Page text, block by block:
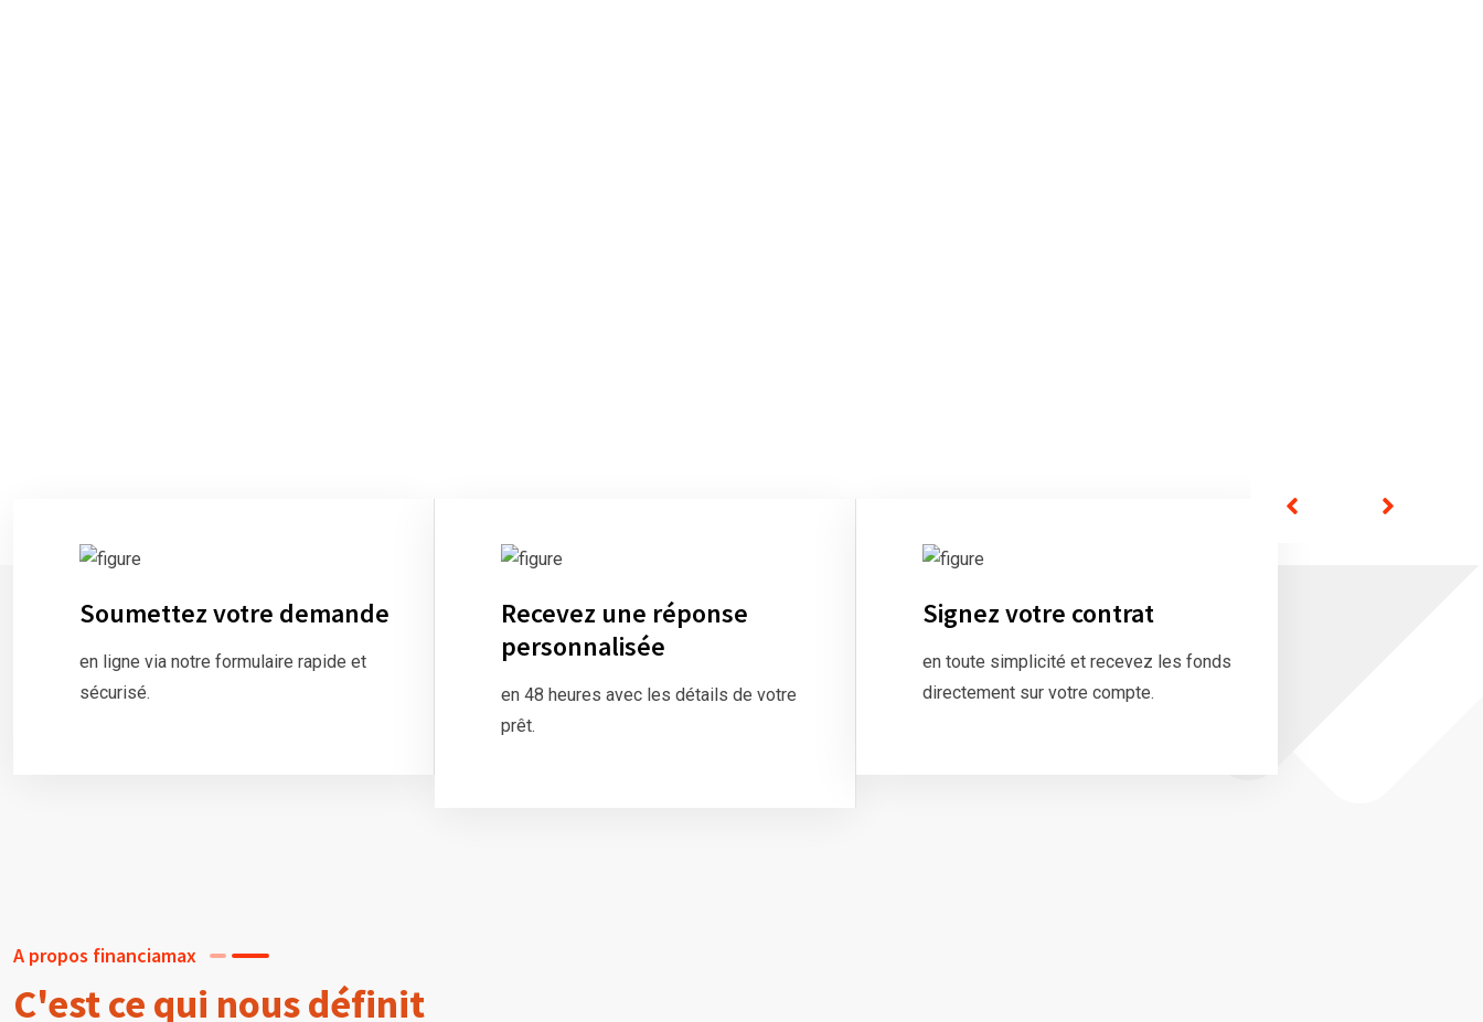
Soumettez votre demande
en ligne via notre formulaire rapide et
sécurisé.
Recevez une réponse
personnalisée
en 48 heures avec les détails de votre
prêt.
Signez votre contrat
en toute simplicité et recevez les fonds
directement sur votre compte.
A propos financiamax
C'est ce qui nous définit